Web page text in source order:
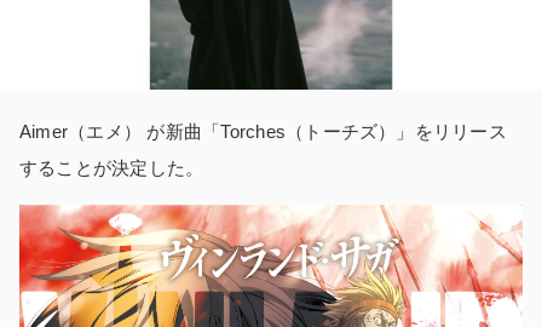
Aimer（エメ） が新曲「Torches（トーチズ）」をリリース
することが決定した。